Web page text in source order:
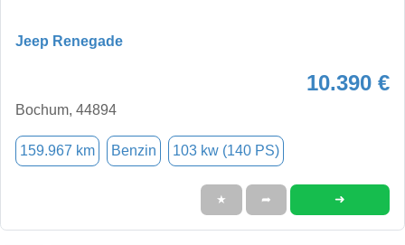
Jeep Renegade
10.390 €
Bochum, 44894
159.967 km Benzin 103 kw (140 PS)
★ ➦ ➜